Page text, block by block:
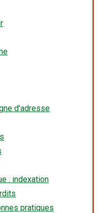
d'adresse
: indexation
pratiques